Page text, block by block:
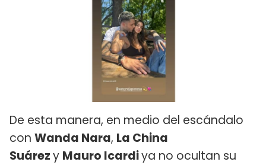
De esta manera, en medio del escándalo
con Wanda Nara, La China
Suárezy Mauro Icardiya no ocultan su